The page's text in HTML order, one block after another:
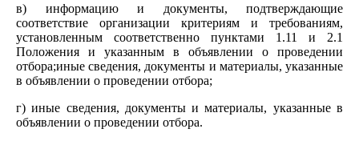
в) информацию и документы, подтверждающие
соответствие организации критериям и требованиям,
установленным соответственно пунктами 1.11 и 2.1
Положения и указанным в объявлении о проведении
отбора;иные сведения, документы и материалы, указанные
в объявлении о проведении отбора;
г) иные сведения, документы и материалы, указанные в
объявлении о проведении отбора.